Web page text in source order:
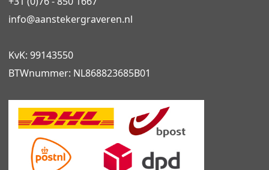
info@aanstekergraveren.nl
KvK: 99143550
BTWnummer: NL868823685B01